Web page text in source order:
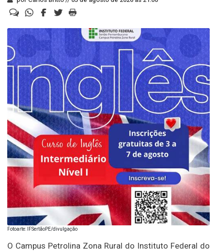
Fotoarte: IFSertãoPE/divulgação
O Campus Petrolina Zona Rural do Instituto Federal do